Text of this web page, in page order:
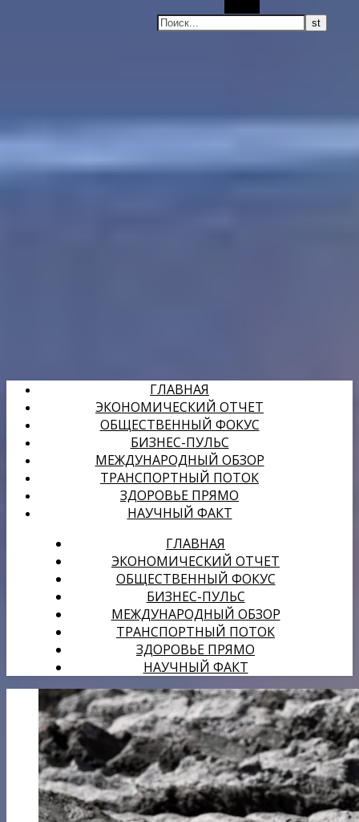
ГЛАВНАЯ
ЭКОНОМИЧЕСКИЙ ОТЧЕТ
ОБЩЕСТВЕННЫЙ ФОКУС
БИЗНЕС-ПУЛЬС
МЕЖДУНАРОДНЫЙ ОБЗОР
ТРАНСПОРТНЫЙ ПОТОК
ЗДОРОВЬЕ ПРЯМО
НАУЧНЫЙ ФАКТ
ГЛАВНАЯ
ЭКОНОМИЧЕСКИЙ ОТЧЕТ
ОБЩЕСТВЕННЫЙ ФОКУС
БИЗНЕС-ПУЛЬС
МЕЖДУНАРОДНЫЙ ОБЗОР
ТРАНСПОРТНЫЙ ПОТОК
ЗДОРОВЬЕ ПРЯМО
НАУЧНЫЙ ФАКТ